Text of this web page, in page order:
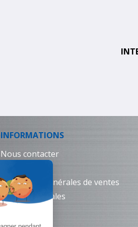
INFORMATIONS
Nous contacter
Conditions générales de ventes
Mentions légales